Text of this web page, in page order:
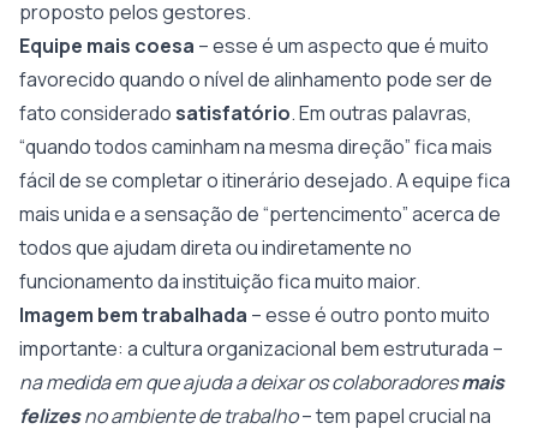
proposto pelos gestores.
Equipe mais coesa – esse é um aspecto que é muito
favorecido quando o nível de alinhamento pode ser de
fato consideradosatisfatório. Em outras palavras,
“quando todos caminham na mesma direção” fica mais
fácil de se completar o itinerário desejado. A equipe fica
mais unida e a sensação de “pertencimento” acerca de
todos que ajudam direta ou indiretamente no
funcionamento da instituição fica muito maior.
Imagem bem trabalhada – esse é outro ponto muito
importante: a cultura organizacional bem estruturada –
na medida em que ajuda a deixar os colaboradoresmais
felizesno ambiente de trabalho– tem papel crucial na